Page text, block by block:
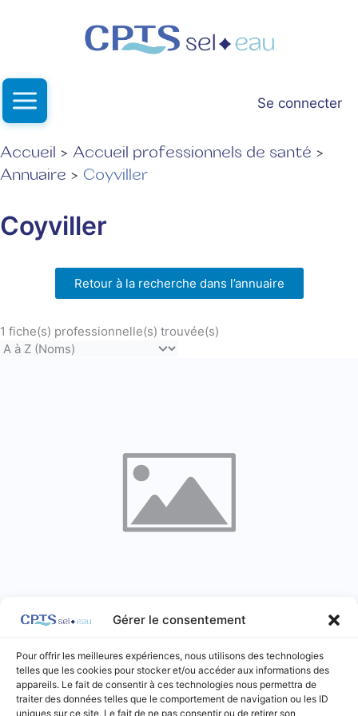
Gérer le consentement
Pour offrir les meilleures expériences, nous utilisons des technologies
telles que les cookies pour stocker et/ou accéder aux informations des
appareils. Le fait de consentir à ces technologies nous permettra de
traiter des données telles que le comportement de navigation ou les ID
uniques sur ce site. Le fait de ne pas consentir ou de retirer son
Se connecter
Accueil
Accueil professionnels de santé
Annuaire
Coyviller
Coyviller
Retour à la recherche dans l’annuaire
1 fiche(s) professionnelle(s) trouvée(s)
Mairies
Coyviller